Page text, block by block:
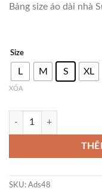
Bảng size áo dài nhà
Size
L M S XL
XÓA
Áo dài SALE ONLINE
SKU: Ads48